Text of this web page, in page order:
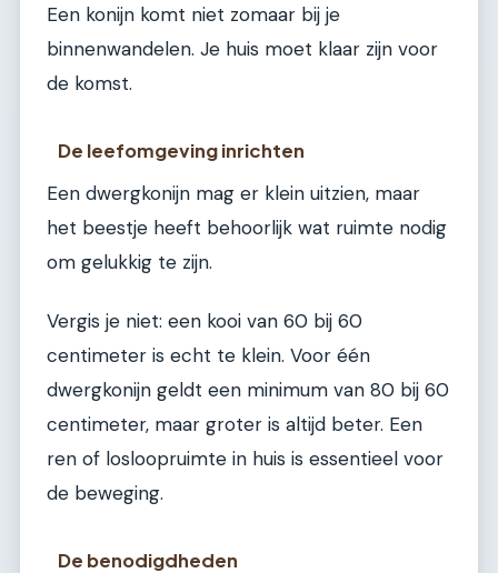
Een konijn komt niet zomaar bij je
binnenwandelen. Je huis moet klaar zijn voor
de komst.
De leefomgeving inrichten
Een dwergkonijn mag er klein uitzien, maar
het beestje heeft behoorlijk wat ruimte nodig
om gelukkig te zijn.
Vergis je niet: een kooi van 60 bij 60
centimeter is echt te klein. Voor één
dwergkonijn geldt een minimum van 80 bij 60
centimeter, maar groter is altijd beter. Een
ren of losloopruimte in huis is essentieel voor
de beweging.
De benodigdheden